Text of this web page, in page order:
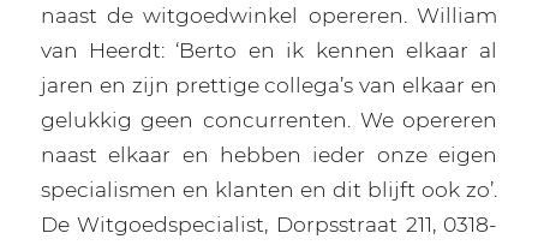
naast de witgoedwinkel opereren. William
van Heerdt: ‘Berto en ik kennen elkaar al
jaren en zijn prettige collega’s van elkaar en
gelukkig geen concurrenten. We opereren
naast elkaar en hebben ieder onze eigen
specialismen en klanten en dit blijft ook zo’.
De Witgoedspecialist, Dorpsstraat 211, 0318-